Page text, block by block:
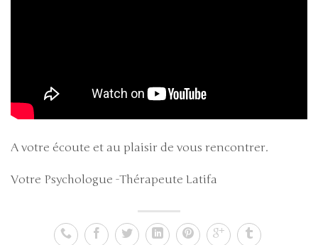
A votre écoute et au plaisir de vous rencontrer.
Votre Psychologue -Thérapeute Latifa